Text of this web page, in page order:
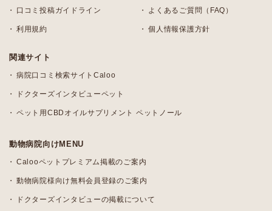
口コミ投稿ガイドライン よくあるご質問（FAQ）
利用規約 個人情報保護方針
関連サイト
病院口コミ検索サイトCaloo
ドクターズインタビューペット
ペット用CBDオイルサプリメント ペットノール
動物病院向けMENU
Calooペットプレミアム掲載のご案内
動物病院様向け無料会員登録のご案内
ドクターズインタビューの掲載について